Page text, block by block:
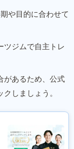
や目的に合わせて
ツジムで自主トレ
があるため、公式
しましょう。